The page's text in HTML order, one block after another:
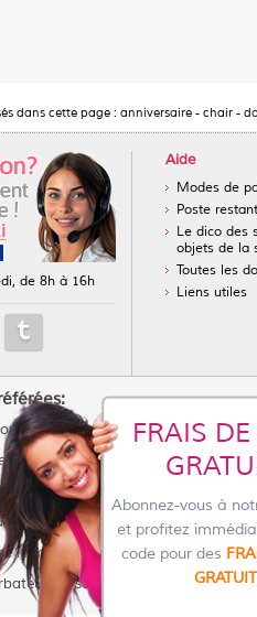
dans cette page : anniversaire - chair -
de 8h à 16h
Aide
Modes de
Poste
Le dico des
objets de la
Toutes les
Liens utiles
des préservatifs masculins
du préservatif sans latex
choix pour l'achat d'un
luxe des sex toys pour femmes
le meilleur masturbateur pour
masculin pas cher et discret
FRAIS
Abonnez-vous à
et profitez
code pour des
GRATUIT